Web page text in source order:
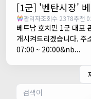
관리자조회수 2378추천 0
베트남 호치민 1군 대표
개시켜드리겠습니다.
07:00 ~ 20:00&nb...